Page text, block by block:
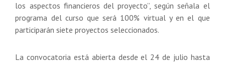
los aspectos financieros del proyecto”, según señala el
programa del curso que será 100% virtual y en el que
participarán siete proyectos seleccionados.
La convocatoria está abierta desde el 24 de julio hasta